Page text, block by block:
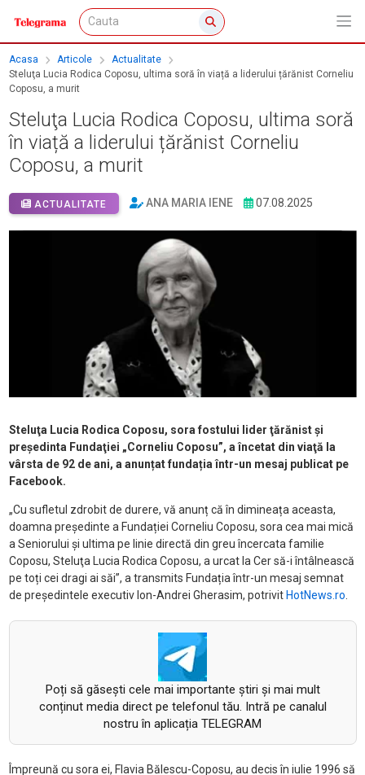
Acasa Articole
Actualitate
Steluţa Lucia Rodica Coposu, ultima soră în viață a liderului țărănist Corneliu
Coposu, a murit
Steluţa Lucia Rodica Coposu, ultima soră
în viață a liderului țărănist Corneliu
Coposu, a murit
ACTUALITATE ANA MARIA IENE 07.08.2025
Steluţa Lucia Rodica Coposu, sora fostului lider ţărănist şi
preşedinta Fundaţiei „Corneliu Coposu”, a încetat din viaţă la
vârsta de 92 de ani, a anunțat fundația într-un mesaj publicat pe
Facebook.
„Cu sufletul zdrobit de durere, vă anunț că în dimineața aceasta,
doamna președinte a Fundației Corneliu Coposu, sora cea mai mică
a Seniorului și ultima pe linie directă din greu încercata familie
Coposu, Steluţa Lucia Rodica Coposu, a urcat la Cer să-i întâlnească
pe toți cei dragi ai săi”, a transmits Fundația într-un mesaj semnat
de președintele executiv Ion-Andrei Gherasim, potrivit HotNews.ro.
Poți să găsești cele mai importante știri și mai mult
conținut media direct pe telefonul tău. Intră pe canalul
nostru în aplicația TELEGRAM
Împreună cu sora ei, Flavia Bălescu-Coposu, au decis în iulie 1996 să